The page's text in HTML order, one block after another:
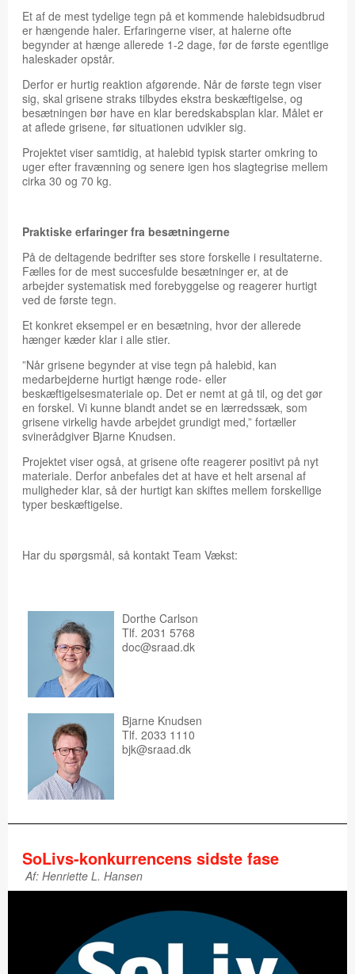
Et af de mest tydelige tegn på et kommende halebidsudbrud
er hængende haler. Erfaringerne viser, at halerne ofte
begynder at hænge allerede 1-2 dage, før de første egentlige
haleskader opstår.
Derfor er hurtig reaktion afgørende. Når de første tegn viser
sig, skal grisene straks tilbydes ekstra beskæftigelse, og
besætningen bør have en klar beredskabsplan klar. Målet er
at aflede grisene, før situationen udvikler sig.
Projektet viser samtidig, at halebid typisk starter omkring to
uger efter fravænning og senere igen hos slagtegrise mellem
cirka 30 og 70 kg.
Praktiske erfaringer fra besætningerne
På de deltagende bedrifter ses store forskelle i resultaterne.
Fælles for de mest succesfulde besætninger er, at de
arbejder systematisk med forebyggelse og reagerer hurtigt
ved de første tegn.
Et konkret eksempel er en besætning, hvor der allerede
hænger kæder klar i alle stier.
”Når grisene begynder at vise tegn på halebid, kan
medarbejderne hurtigt hænge rode- eller
beskæftigelsesmateriale op. Det er nemt at gå til, og det gør
en forskel. Vi kunne blandt andet se en lærredssæk, som
grisene virkelig havde arbejdet grundigt med,” fortæller
svinerådgiver Bjarne Knudsen.
Projektet viser også, at grisene ofte reagerer positivt på nyt
materiale. Derfor anbefales det at have et helt arsenal af
muligheder klar, så der hurtigt kan skiftes mellem forskellige
typer beskæftigelse.
Har du spørgsmål, så kontakt Team Vækst:
Dorthe Carlson
Tlf. 2031 5768
doc@sraad.dk
Bjarne Knudsen
Tlf. 2033 1110
bjk@sraad.dk
SoLivs-konkurrencens sidste fase
Af: Henriette L. Hansen